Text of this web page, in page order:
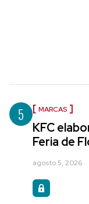
5 MARCAS
KFC
Feria de
agosto 5, 2026